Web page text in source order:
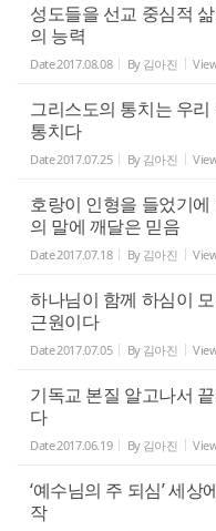
성도들을 선교 중심적
의 능력
Date2017.08.08 By 김아진
그리스도의 통치는 우
통치다
Date2017.07.25 By 김아진
호랑이 인형을 들었기
의 말에 깨달은 믿음
Date2017.07.18 By 김아진
하나님이 함께 하심이
근원이다
Date2017.07.05 By 김아진
기독교 본질 알고나서
다
Date2017.06.19 By 김아진
‘예수님의 주 되심’ 세
작